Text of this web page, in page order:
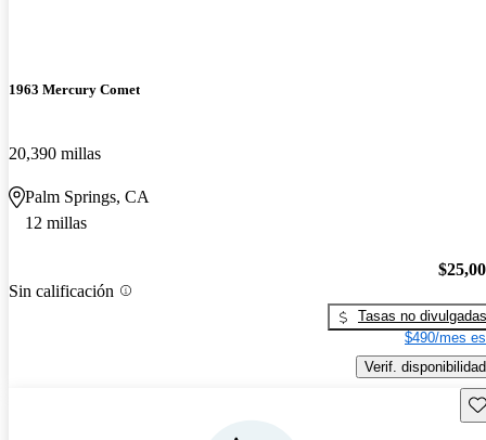
1963 Mercury Comet
20,390 millas
Palm Springs, CA
12 millas
Sin calificación
Tasas no divulgadas
$490/mes
Verif. disponibilidad